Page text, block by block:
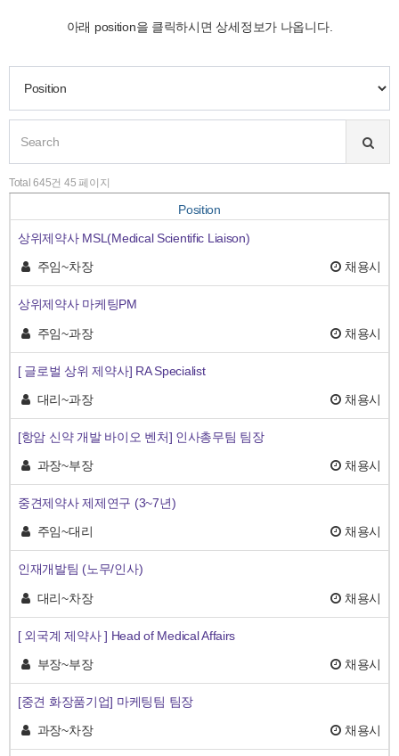
아래 position을 클릭하시면 상세정보가 나옵니다.
Total 645건 45 페이지
Position
상위제약사 MSL(Medical Scientific Liaison)
주임~차장
채용시
상위제약사 마케팅PM
주임~과장
채용시
[ 글로벌 상위 제약사] RA Specialist
대리~과장
채용시
[항암 신약 개발 바이오 벤처] 인사총무팀 팀장
과장~부장
채용시
중견제약사 제제연구 (3~7년)
주임~대리
채용시
인재개발팀 (노무/인사)
대리~차장
채용시
[ 외국계 제약사 ] Head of Medical Affairs
부장~부장
채용시
[중견 화장품기업] 마케팅팀 팀장
과장~차장
채용시